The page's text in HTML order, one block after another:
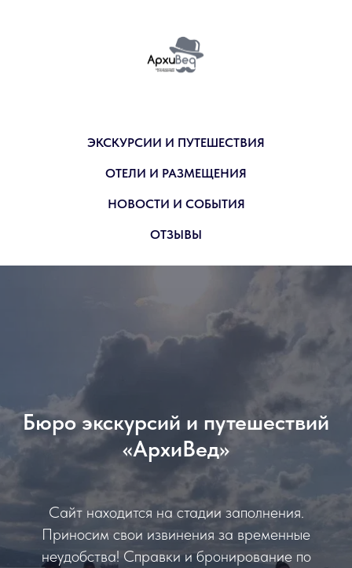
ЭКСКУРСИИ И ПУТЕШЕСТВИЯ
ОТЕЛИ И РАЗМЕЩЕНИЯ
НОВОСТИ И СОБЫТИЯ
ОТЗЫВЫ
Бюро экскурсий и путешествий
«АрхиВед»
Сайт находится на стадии заполнения.
Приносим свои извинения за временные
неудобства! Справки и бронирование по